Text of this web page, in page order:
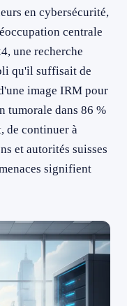
en cybersécurité,
centrale
une recherche
qu'il suffisait de
image IRM pour
tumorale dans 86 %
de continuer à
et autorités suisses
signifient